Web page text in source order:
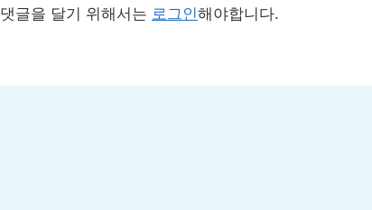
댓글을 달기 위해서는 로그인해야합니다.